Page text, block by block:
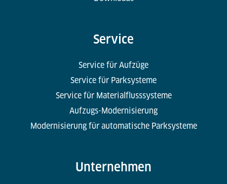
Service
Service für Aufzüge
Service für Parksysteme
Service für Materialflusssysteme
Aufzugs-Modernisierung
Modernisierung für automatische Parksysteme
Unternehmen